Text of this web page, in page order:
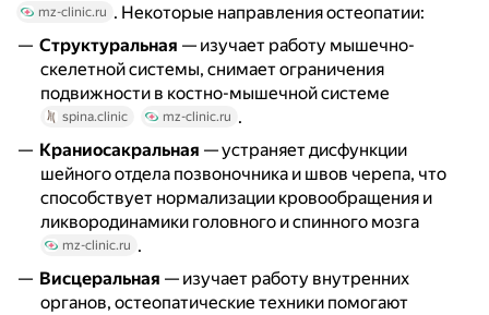
mz-clinic.ru . Некоторые направления остеопатии:
Структуральная — изучает работу мышечно-
скелетной системы, снимает ограничения
подвижности в костно-мышечной системе
spina.clinic mz-clinic.ru .
Краниосакральная — устраняет дисфункции
шейного отдела позвоночника и швов черепа, что
способствует нормализации кровообращения и
ликвородинамики головного и спинного мозга
mz-clinic.ru .
Висцеральная — изучает работу внутренних
органов, остеопатические техники помогают